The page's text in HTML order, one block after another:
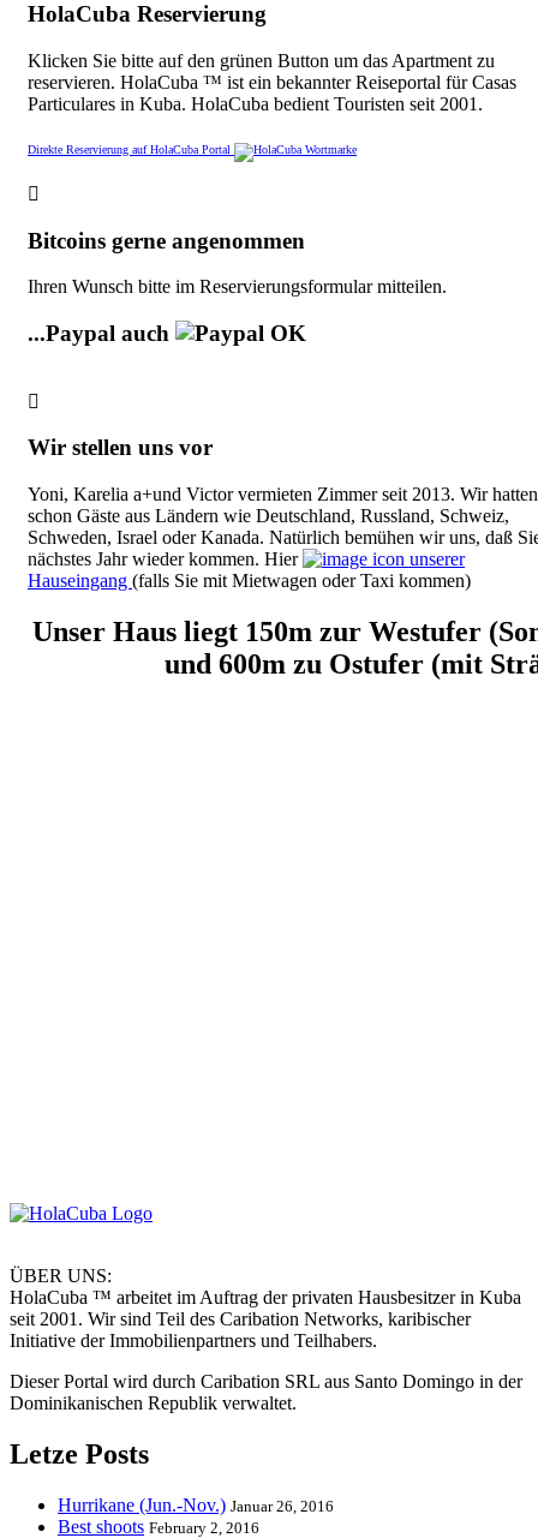
HolaCuba Reservierung
Klicken Sie bitte auf den grünen Button um das Apartment zu
reservieren. HolaCuba ™ ist ein bekannter Reiseportal für Casas
Particulares in Kuba. HolaCuba bedient Touristen seit 2001.
Direkte Reservierung auf HolaCuba Portal
Bitcoins gerne angenommen
Ihren Wunsch bitte im Reservierungsformular mitteilen.
...Paypal auch
Wir stellen uns vor
Yoni, Karelia a+und Victor vermieten Zimmer seit 2013. Wir hatten
schon Gäste aus Ländern wie Deutschland, Russland, Schweiz,
Schweden, Israel oder Kanada. Natürlich bemühen wir uns, daß
nächstes Jahr wieder kommen. Hier
unserer
Hauseingang (falls Sie mit Mietwagen oder Taxi kommen)
Unser Haus liegt 150m zur Westufer
und 600m zu Ostufer (mit
ÜBER UNS:
HolaCuba ™ arbeitet im Auftrag der privaten Hausbesitzer in Kuba
seit 2001. Wir sind Teil des Caribation Networks, karibischer
Initiative der Immobilienpartners und Teilhabers.
Dieser Portal wird durch Caribation SRL aus Santo Domingo in der
Dominikanischen Republik verwaltet.
Letze Posts
Hurrikane (Jun.-Nov.) Januar 26, 2016
Best shoots February 2, 2016